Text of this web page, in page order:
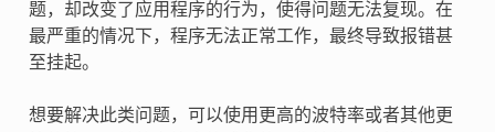
题，却改变了应用程序的行为，使得问题无法复现。在
最严重的情况下，程序无法正常工作，最终导致报错甚
至挂起。
想要解决此类问题，可以使用更高的波特率或者其他更